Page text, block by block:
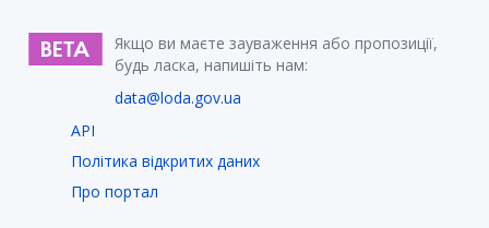
Якщо ви маєте зауваження або пропозиції,
будь ласка, напишіть нам:
data@loda.gov.ua
API
Політика відкритих даних
Про портал